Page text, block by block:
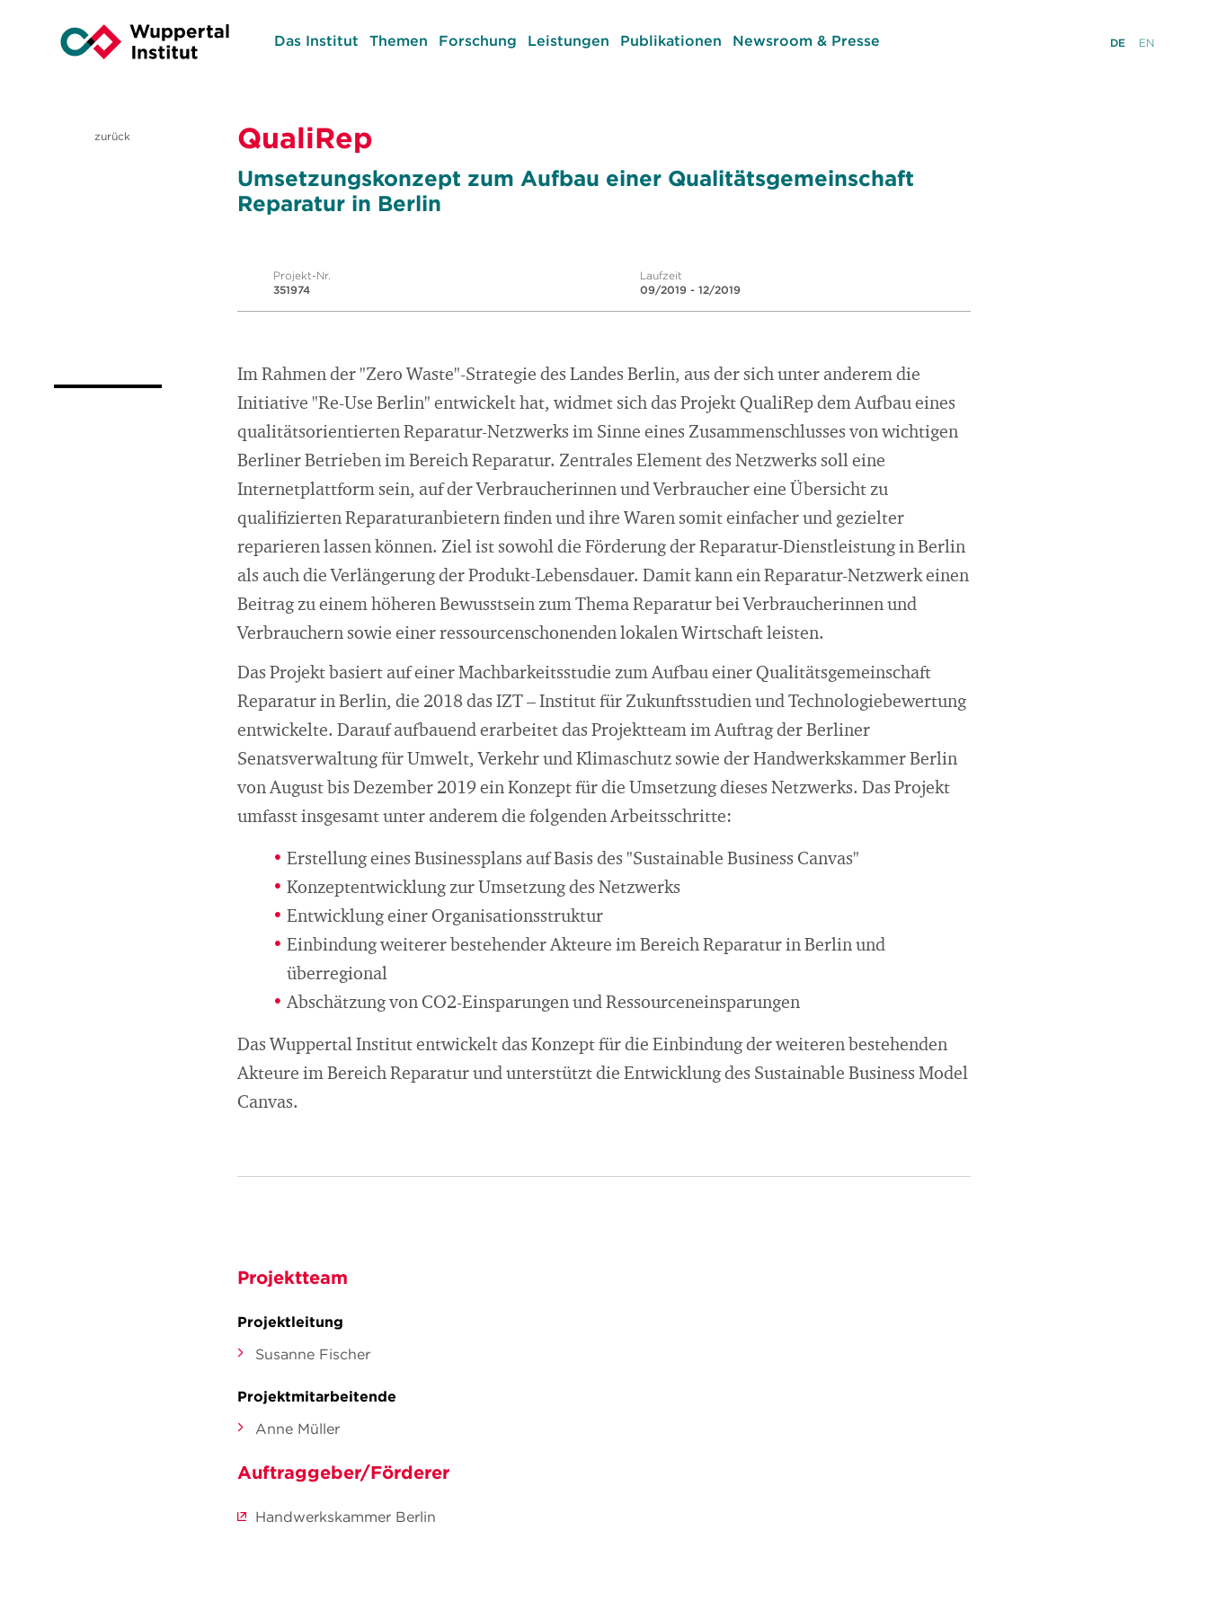
Das Institut Themen Forschung Leistungen Publikationen Newsroom & Presse DE EN
zurück QualiRep
Umsetzungskonzept zum Aufbau einer Qualitätsgemeinschaft
Reparatur in Berlin
Projekt-Nr.
351974
Laufzeit
09/2019 - 12/2019
Im Rahmen der "Zero Waste"-Strategie des Landes Berlin, aus der sich unter anderem die
Initiative "Re-Use Berlin" entwickelt hat, widmet sich das Projekt QualiRep dem Aufbau eines
qualitätsorientierten Reparatur-Netzwerks im Sinne eines Zusammenschlusses von wichtigen
Berliner Betrieben im Bereich Reparatur. Zentrales Element des Netzwerks soll eine
Internetplattform sein, auf der Verbraucherinnen und Verbraucher eine Übersicht zu
qualifizierten Reparaturanbietern finden und ihre Waren somit einfacher und gezielter
reparieren lassen können. Ziel ist sowohl die Förderung der Reparatur-Dienstleistung in Berlin
als auch die Verlängerung der Produkt-Lebensdauer. Damit kann ein Reparatur-Netzwerk einen
Beitrag zu einem höheren Bewusstsein zum Thema Reparatur bei Verbraucherinnen und
Verbrauchern sowie einer ressourcenschonenden lokalen Wirtschaft leisten.
Das Projekt basiert auf einer Machbarkeitsstudie zum Aufbau einer Qualitätsgemeinschaft
Reparatur in Berlin, die 2018 das IZT – Institut für Zukunftsstudien und Technologiebewertung
entwickelte. Darauf aufbauend erarbeitet das Projektteam im Auftrag der Berliner
Senatsverwaltung für Umwelt, Verkehr und Klimaschutz sowie der Handwerkskammer Berlin
von August bis Dezember 2019 ein Konzept für die Umsetzung dieses Netzwerks. Das Projekt
umfasst insgesamt unter anderem die folgenden Arbeitsschritte:
Erstellung eines Businessplans auf Basis des "Sustainable Business Canvas"
Konzeptentwicklung zur Umsetzung des Netzwerks
Entwicklung einer Organisationsstruktur
Einbindung weiterer bestehender Akteure im Bereich Reparatur in Berlin und
überregional
Abschätzung von CO2-Einsparungen und Ressourceneinsparungen
Das Wuppertal Institut entwickelt das Konzept für die Einbindung der weiteren bestehenden
Akteure im Bereich Reparatur und unterstützt die Entwicklung des Sustainable Business Model
Canvas.
Projektteam
Projektleitung
Susanne Fischer
Projektmitarbeitende
Anne Müller
Auftraggeber/Förderer
Handwerkskammer Berlin